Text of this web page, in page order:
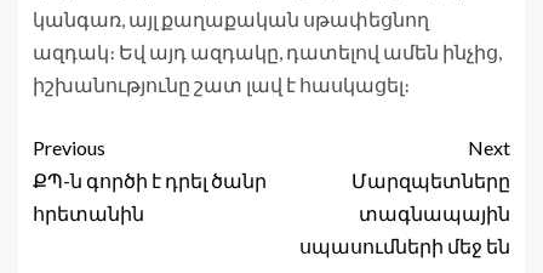
կանգառ, այլ քաղաքական սթափեցնող
ազդակ։ Եվ այդ ազդակը, դատելով ամեն ինչից,
իշխանությունը շատ լավ է հասկացել։
Previous
ՔՊ-ն գործի է դրել ծանր
հրետանին
Next
Մարզպետները
տագնապային
սպասումների մեջ են